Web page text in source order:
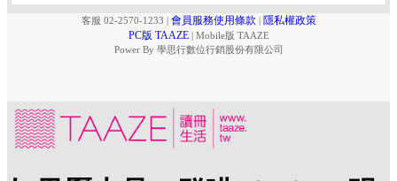
客服 02-2570-1233 | 會員服務使用條款 | 隱私權政策
PC版 TAAZE | Mobile版 TAAZE
Power By 學思行數位行銷股份有限公司